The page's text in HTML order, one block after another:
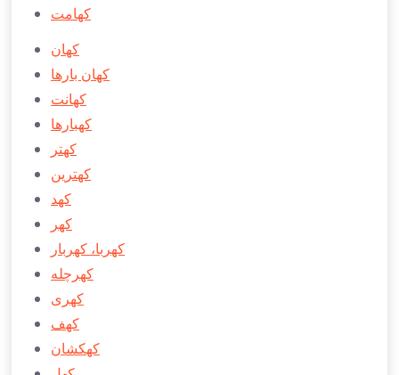
كهامت
كهان
كهان بارها
كهانت
كهبارها
كهتر
كهترين
كهد
كهر
كهربا، كهربار
كهرچله
كهری
كهف
كهكشان